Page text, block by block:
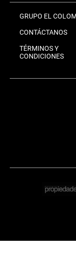
GRUPO EL
CONTÁCTANOS
TÉRMINOS Y
CONDICIONES